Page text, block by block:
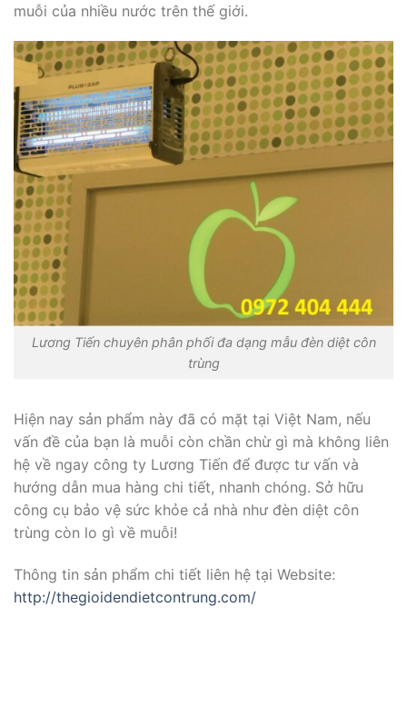
muỗi của nhiều nước trên thế giới.
Lương Tiến chuyên phân phối đa dạng mẫu đèn diệt côn
trùng
Hiện nay sản phẩm này đã có mặt tại Việt Nam, nếu
vấn đề của bạn là muỗi còn chần chừ gì mà không liên
hệ về ngay công ty Lương Tiến để được tư vấn và
hướng dẫn mua hàng chi tiết, nhanh chóng. Sở hữu
công cụ bảo vệ sức khỏe cả nhà như đèn diệt côn
trùng còn lo gì về muỗi!
Thông tin sản phẩm chi tiết liên hệ tại Website:
http://thegioidendietcontrung.com/